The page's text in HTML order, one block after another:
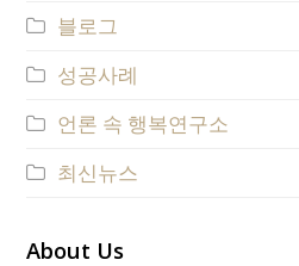
블로그
성공사례
언론 속 행복연구소
최신뉴스
About Us